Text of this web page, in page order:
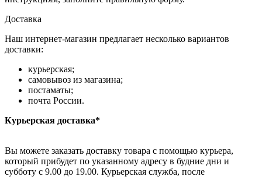
Доставка
Наш интернет-магазин предлагает несколько вариантов
доставки:
курьерская;
самовывоз из магазина;
постаматы;
почта России.
Курьерская доставка*
Вы можете заказать доставку товара с помощью курьера,
который прибудет по указанному адресу в будние дни и
субботу с 9.00 до 19.00. Курьерская служба, после